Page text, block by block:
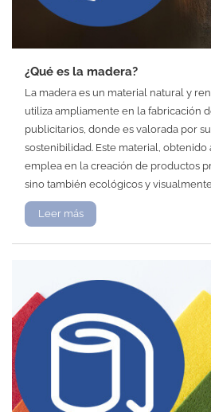
¿Qué es la madera?
La madera es un material natural y
utiliza ampliamente en la fabricación
publicitarios, donde es valorada por
sostenibilidad. Este material,
emplea en la creación de productos
sino también ecológicos y
Leer más